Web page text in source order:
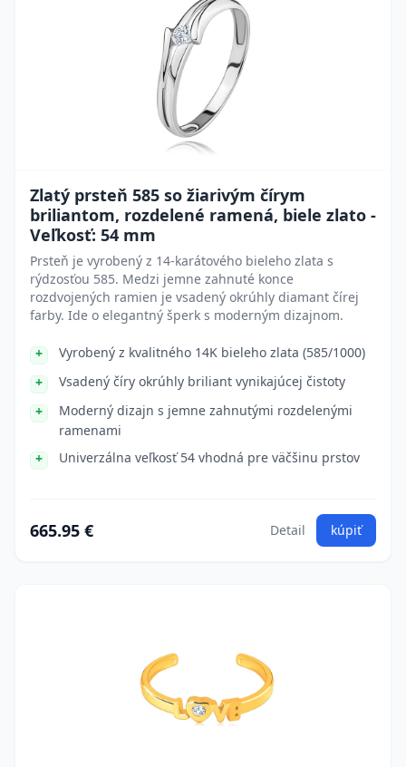
Zlatý prsteň 585 so žiarivým čírym
briliantom, rozdelené ramená, biele zlato -
Veľkosť: 54 mm
Prsteň je vyrobený z 14-karátového bieleho zlata s
rýdzosťou 585. Medzi jemne zahnuté konce
rozdvojených ramien je vsadený okrúhly diamant čírej
farby. Ide o elegantný šperk s moderným dizajnom.
Vyrobený z kvalitného 14K bieleho zlata (585/1000)
Vsadený číry okrúhly briliant vynikajúcej čistoty
Moderný dizajn s jemne zahnutými rozdelenými
ramenami
Univerzálna veľkosť 54 vhodná pre väčšinu prstov
665.95 € Detail kúpiť